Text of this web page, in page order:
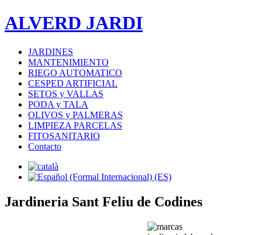
ALVERD JARDI
JARDINES
MANTENIMIENTO
RIEGO AUTOMATICO
CESPED ARTIFICIAL
SETOS y VALLAS
PODA y TALA
OLIVOS y PALMERAS
LIMPIEZA PARCELAS
FITOSANITARIO
Contacto
Jardineria Sant Feliu de Codines